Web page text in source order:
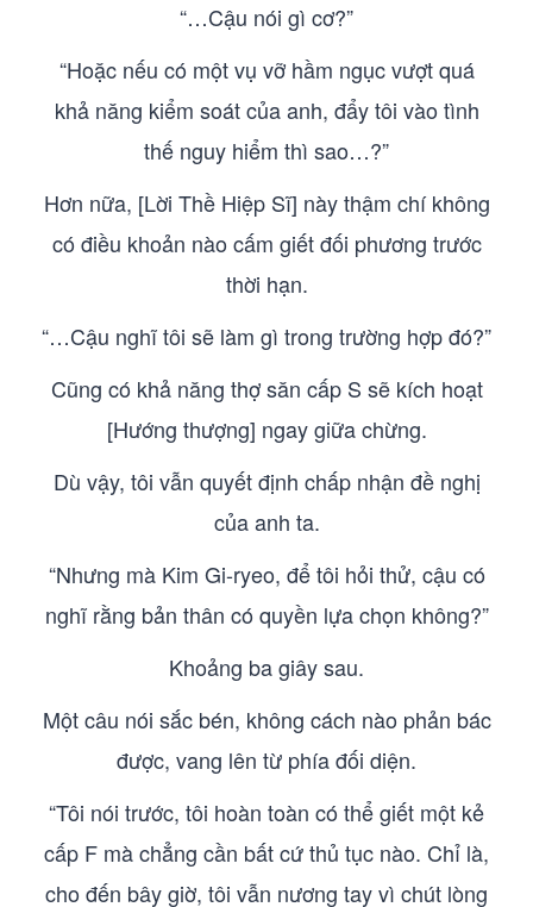
“…Cậu nói gì cơ?”
“Hoặc nếu có một vụ vỡ hầm ngục vượt quá
khả năng kiểm soát của anh, đẩy tôi vào tình
thế nguy hiểm thì sao…?”
Hơn nữa, [Lời Thề Hiệp Sĩ] này thậm chí không
có điều khoản nào cấm giết đối phương trước
thời hạn.
“…Cậu nghĩ tôi sẽ làm gì trong trường hợp đó?”
Cũng có khả năng thợ săn cấp S sẽ kích hoạt
[Hướng thượng] ngay giữa chừng.
Dù vậy, tôi vẫn quyết định chấp nhận đề nghị
của anh ta.
“Nhưng mà Kim Gi-ryeo, để tôi hỏi thử, cậu có
nghĩ rằng bản thân có quyền lựa chọn không?”
Khoảng ba giây sau.
Một câu nói sắc bén, không cách nào phản bác
được, vang lên từ phía đối diện.
“Tôi nói trước, tôi hoàn toàn có thể giết một kẻ
cấp F mà chẳng cần bất cứ thủ tục nào. Chỉ là,
cho đến bây giờ, tôi vẫn nương tay vì chút lòng